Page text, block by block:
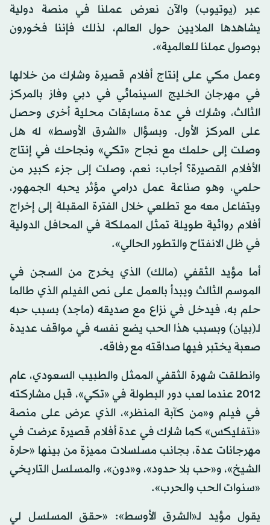
عبر (يوتيوب) والآن نعرض عملنا في منصة دولية
يشاهدها الملايين حول العالم، لذلك فإننا فخورون
بوصول عملنا للعالمية».
وعمل مكي على إنتاج أفلام قصيرة وشارك من خلالها
في مهرجان الخليج السينمائي في دبي وفاز بالمركز
الثالث، وشارك في عدة مسابقات محلية أخرى وحصل
على المركز الأول. وبسؤال «الشرق الأوسط» له هل
وصلت إلى حلمك مع نجاح «تكي» ونجاحك في إنتاج
الأفلام القصيرة؟ أجاب: نعم، وصلت إلى جزء كبير من
حلمي، وهو صناعة عمل درامي مؤثر يحبه الجمهور،
ويتفاعل معه مع تطلعي خلال الفترة المقبلة إلى إخراج
أفلام روائية طويلة تمثل المملكة في المحافل الدولية
في ظل الانفتاح والتطور الحالي».
أما مؤيد الثقفي (مالك) الذي يخرج من السجن في
الموسم الثالث ويبدأ بالعمل على نص الفيلم الذي طالما
حلم به، فيدخل في نزاع مع صديقه (ماجد) بسبب حبه
لـ(بيان) وبسبب هذا الحب يضع نفسه في مواقف عديدة
صعبة يختبر فيها صداقته مع رفاقه.
وانطلقت شهرة الثقفي الممثل والطبيب السعودي، عام
2012 عندما لعب دور البطولة في «تكي»، قبل مشاركته
في فيلم و«من كآبة المنظر»، الذي عرض على منصة
«نتفليكس» كما شارك في عدة أفلام قصيرة عرضت في
مهرجانات عدة، بجانب مسلسلات مميزة من بينها «حارة
الشيخ»، و«حب بلا حدود»، و«دون»، والمسلسل التاريخي
«سنوات الحب والحرب».
يقول مؤيد لـ«الشرق الأوسط»: «حقق المسلسل لي